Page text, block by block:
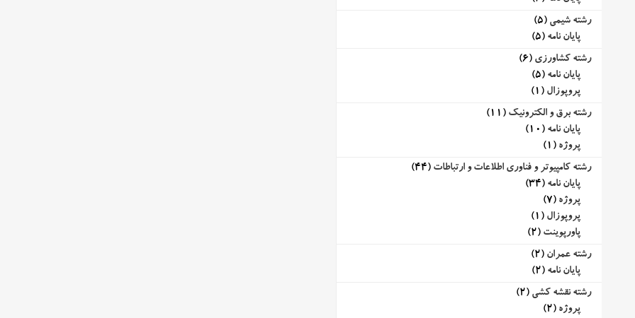
رشته شیمی (5)
پایان نامه (5)
رشته کشاورزی (6)
پایان نامه (5)
پروپوزال (1)
رشته برق و الکترونیک (11)
پایان نامه (10)
پروژه (1)
رشته کامپیوتر و فناوری اطلاعات و ارتباطات (44)
پایان نامه (34)
پروژه (7)
پروپوزال (1)
پاورپوینت (2)
رشته عمران (2)
پایان نامه (2)
رشته نقشه کشی (2)
پروژه (2)